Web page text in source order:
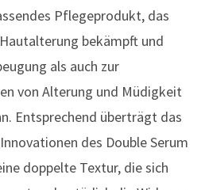
Pflegeprodukt, das
bekämpft und
als auch zur
von Alterung und Müdigkeit
Entsprechend überträgt das
des Double Serum
doppelte Textur, die sich